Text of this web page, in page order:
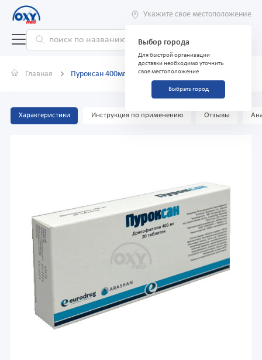
Укажите свое местоположение
Выбор города
Для быстрой организации
доставки необходимо уточнить
свое местоположение
Выбрать город
Главная Пуроксан 400мг №20 таблетки
Характеристики Инструкция по применению Отзывы